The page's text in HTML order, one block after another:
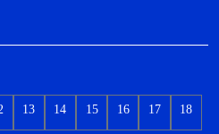
13 14 15 16 17 18